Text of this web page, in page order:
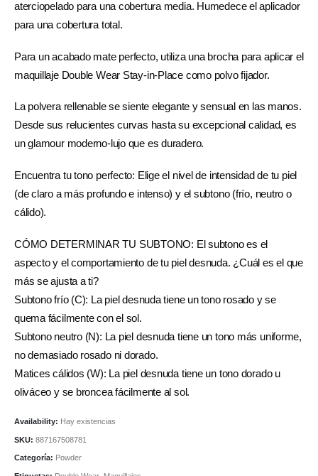
aterciopelado para una cobertura media. Humedece el aplicador
para una cobertura total.
Para un acabado mate perfecto, utiliza una brocha para aplicar el
maquillaje Double Wear Stay-in-Place como polvo fijador.
La polvera rellenable se siente elegante y sensual en las manos.
Desde sus relucientes curvas hasta su excepcional calidad, es
un glamour moderno-lujo que es duradero.
Encuentra tu tono perfecto: Elige el nivel de intensidad de tu piel
(de claro a más profundo e intenso) y el subtono (frío, neutro o
cálido).
CÓMO DETERMINAR TU SUBTONO: El subtono es el
aspecto y el comportamiento de tu piel desnuda. ¿Cuál es el que
más se ajusta a ti?
Subtono frío (C): La piel desnuda tiene un tono rosado y se
quema fácilmente con el sol.
Subtono neutro (N): La piel desnuda tiene un tono más uniforme,
no demasiado rosado ni dorado.
Matices cálidos (W): La piel desnuda tiene un tono dorado u
oliváceo y se broncea fácilmente al sol.
Availability: Hay existencias
SKU: 887167508781
Categoría: Powder